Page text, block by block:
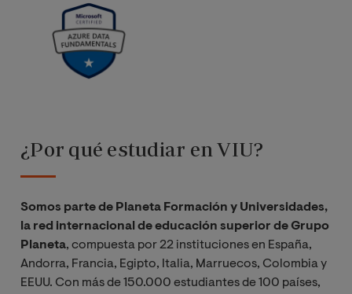
¿Por qué estudiar en VIU?
Somos parte de Planeta Formación y Universidades,
la red internacional de educación superior de Grupo
Planeta, compuesta por 22 instituciones en España,
Andorra, Francia, Egipto, Italia, Marruecos, Colombia y
EEUU. Con más de 150.000 estudiantes de 100 países,